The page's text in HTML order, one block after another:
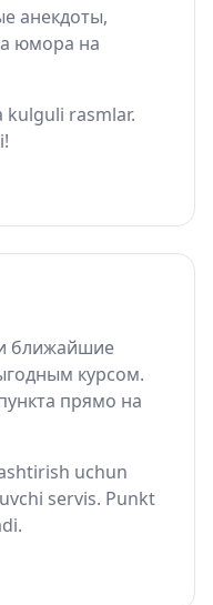
анекдоты,
юмора на
kulguli rasmlar.
ближайшие
курсом.
прямо на
uchun
servis. Punkt